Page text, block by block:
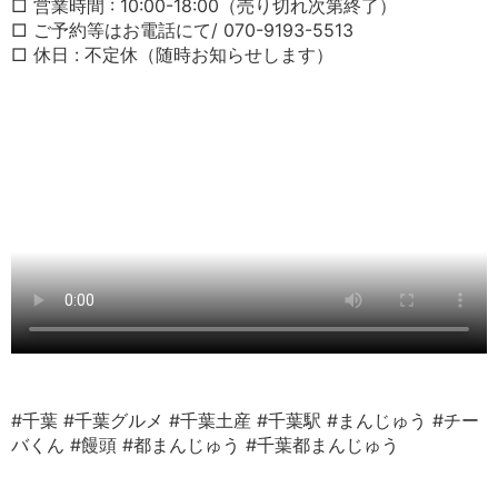
□ 営業時間 : 10:00-18:00（売り切れ次第終了）
□ ご予約等はお電話にて/ 070-9193-5513
□ 休日 : 不定休（随時お知らせします）
#千葉 #千葉グルメ #千葉土産 #千葉駅 #まんじゅう #チー
バくん #饅頭 #都まんじゅう #千葉都まんじゅう